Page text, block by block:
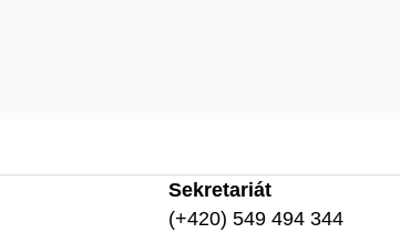
Sekretariát
(+420) 549 494 344